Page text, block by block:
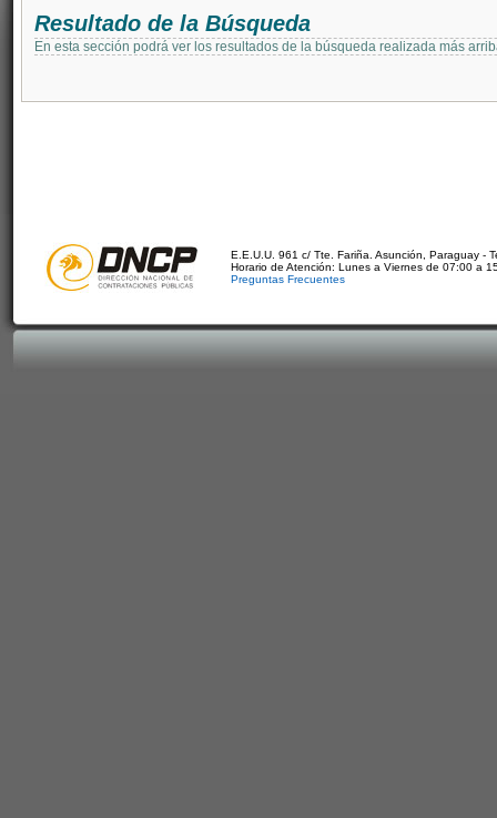
Resultado de la Búsqueda
En esta sección podrá ver los resultados de la búsqueda realizada más
E.E.U.U. 961 c/ Tte. Fariña. Asunción, Paraguay -
Horario de Atención: Lunes a Viernes de 07:00 a
Preguntas Frecuentes